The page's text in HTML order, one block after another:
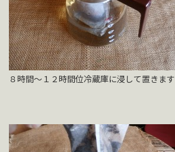
８時間～１２時間位冷蔵庫に浸して置きます